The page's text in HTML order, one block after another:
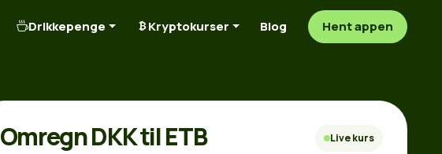
Drikkepenge Kryptokurser Blog Hent appen
Omregn DKK til ETB Live kurs